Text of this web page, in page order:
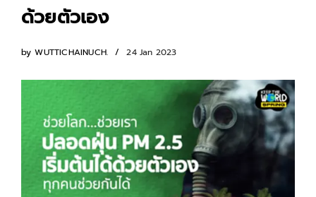
ด้วยตัวเอง
by WUTTICHAINUCH. 24 Jan 2023